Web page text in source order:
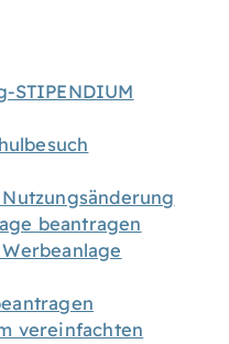
STIPENDIUM
beantragen
vereinfachten